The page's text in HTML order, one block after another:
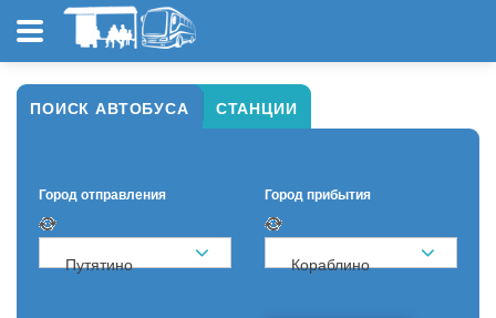
ПОИСК АВТОБУСА СТАНЦИИ
Город отправления
Путятино
Город прибытия
Кораблино